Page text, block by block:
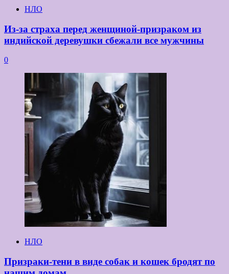
НЛО
Из-за страха перед женщиной-призраком из
индийской деревушки сбежали все мужчины
0
НЛО
Призраки-тени в виде собак и кошек бродят по